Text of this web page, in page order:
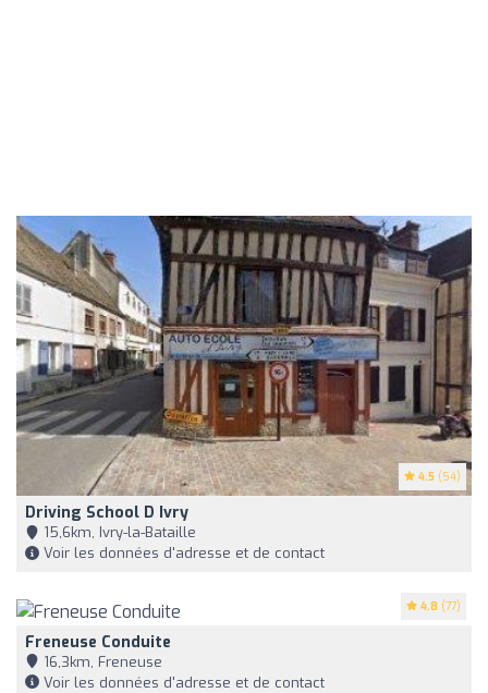
4.5 (54)
Driving School D Ivry
15,6km, Ivry-la-Bataille
Voir les données d'adresse et de contact
4.8 (77)
Freneuse Conduite
16,3km, Freneuse
Voir les données d'adresse et de contact